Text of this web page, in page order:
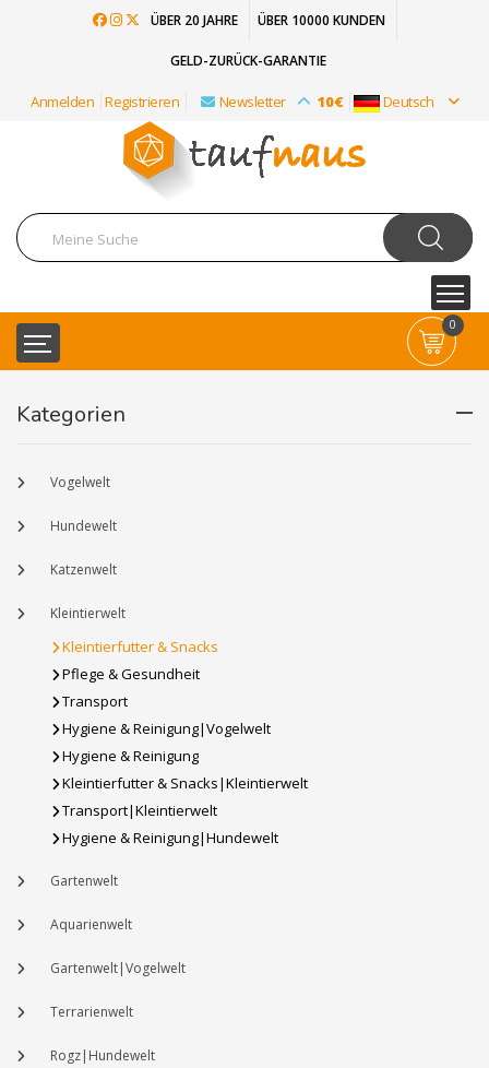
ÜBER 20 JAHRE ÜBER 10000 KUNDEN
GELD-ZURÜCK-GARANTIE
Anmelden Registrieren Newsletter 10€ Deutsch
0
Kategorien
Vogelwelt
Hundewelt
Katzenwelt
Kleintierwelt
Kleintierfutter & Snacks
Pflege & Gesundheit
Transport
Hygiene & Reinigung|Vogelwelt
Hygiene & Reinigung
Kleintierfutter & Snacks|Kleintierwelt
Transport|Kleintierwelt
Hygiene & Reinigung|Hundewelt
Gartenwelt
Aquarienwelt
Gartenwelt|Vogelwelt
Terrarienwelt
Rogz|Hundewelt